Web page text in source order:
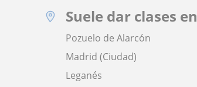
Suele dar clases en
Pozuelo de Alarcón
Madrid (Ciudad)
Leganés